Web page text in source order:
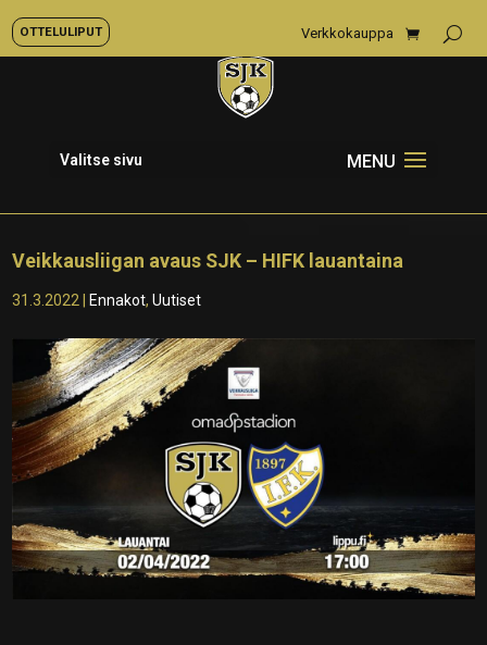
OTTELULIPUT Verkkokauppa
Valitse sivu
Veikkausliigan avaus SJK – HIFK lauantaina
31.3.2022 Ennakot,Uutiset